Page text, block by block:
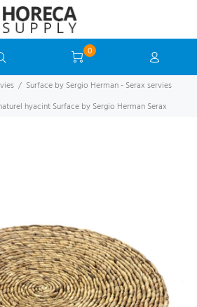
0
Surface by Sergio Herman - Serax servies
hyacint Surface by Sergio Herman Serax